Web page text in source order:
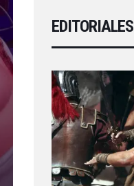
EDITORIALES